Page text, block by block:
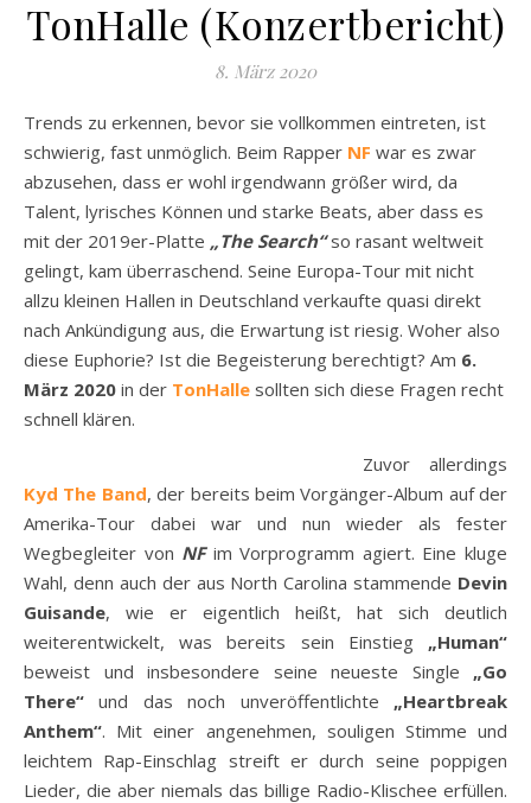
TonHalle (Konzertbericht)
8. März 2020
Trends zu erkennen, bevor sie vollkommen eintreten, ist
schwierig, fast unmöglich. Beim Rapper NF war es zwar
abzusehen, dass er wohl irgendwann größer wird, da
Talent, lyrisches Können und starke Beats, aber dass es
mit der 2019er-Platte „The Search“so rasant weltweit
gelingt, kam überraschend. Seine Europa-Tour mit nicht
allzu kleinen Hallen in Deutschland verkaufte quasi direkt
nach Ankündigung aus, die Erwartung ist riesig. Woher also
diese Euphorie? Ist die Begeisterung berechtigt? Am 6.
März 2020 in der TonHalle sollten sich diese Fragen recht
schnell klären.
Zuvor allerdings
Kyd The Band, der bereits beim Vorgänger-Album auf der
Amerika-Tour dabei war und nun wieder als fester
Wegbegleiter von NFim Vorprogramm agiert. Eine kluge
Wahl, denn auch der aus North Carolina stammende Devin
Guisande, wie er eigentlich heißt, hat sich deutlich
weiterentwickelt, was bereits sein Einstieg „Human“
beweist und insbesondere seine neueste Single „Go
There“und das noch unveröffentlichte „Heartbreak
Anthem“. Mit einer angenehmen, souligen Stimme und
leichtem Rap-Einschlag streift er durch seine poppigen
Lieder, die aber niemals das billige Radio-Klischee erfüllen.